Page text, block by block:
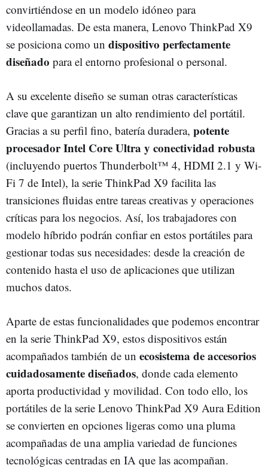
convirtiéndose en un modelo idóneo para
videollamadas. De esta manera, Lenovo ThinkPad X9
se posiciona como un dispositivo perfectamente
diseñado para el entorno profesional o personal.
A su excelente diseño se suman otras características
clave que garantizan un alto rendimiento del portátil.
Gracias a su perfil fino, batería duradera, potente
procesador Intel Core Ultra y conectividad robusta
(incluyendo puertos Thunderbolt™ 4, HDMI 2.1 y Wi-
Fi 7 de Intel), la serie ThinkPad X9 facilita las
transiciones fluidas entre tareas creativas y operaciones
críticas para los negocios. Así, los trabajadores con
modelo híbrido podrán confiar en estos portátiles para
gestionar todas sus necesidades: desde la creación de
contenido hasta el uso de aplicaciones que utilizan
muchos datos.
Aparte de estas funcionalidades que podemos encontrar
en la serie ThinkPad X9, estos dispositivos están
acompañados también de un ecosistema de accesorios
cuidadosamente diseñados, donde cada elemento
aporta productividad y movilidad. Con todo ello, los
portátiles de la serie Lenovo ThinkPad X9 Aura Edition
se convierten en opciones ligeras como una pluma
acompañadas de una amplia variedad de funciones
tecnológicas centradas en IA que las acompañan.